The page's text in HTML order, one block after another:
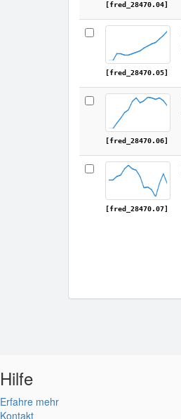
[fred_28470.04]
[fred_28470.05]
[fred_28470.06]
[fred_28470.07]
Hilfe
Erfahre mehr
Kontakt